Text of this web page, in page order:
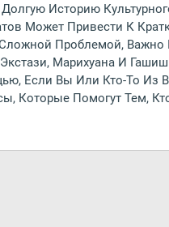
Историю
Может Привести К
Проблемой,
Марихуана И
Если Вы Или Кто-То Из
Которые Помогут Тем,